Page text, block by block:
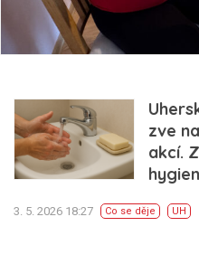
zve
akcí.
3. 5. 2026 18:27 Co se děje UH